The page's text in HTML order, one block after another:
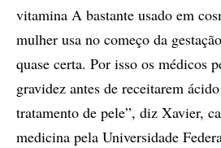
vitamina A bastante usado em
mulher usa no começo da
quase certa. Por isso os médicos
gravidez antes de receitarem
tratamento de pele”, diz Xavier,
medicina pela Universidade